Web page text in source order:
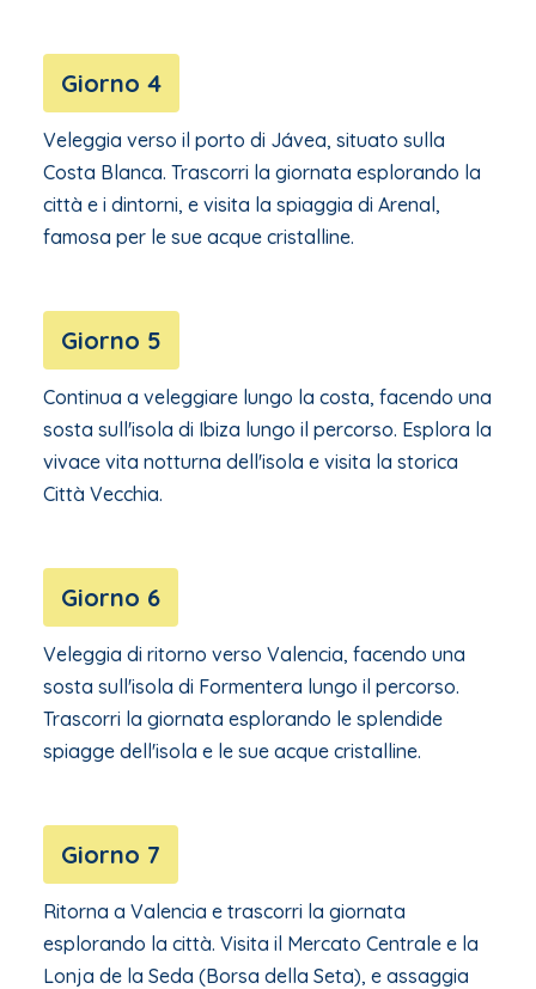
Giorno 4
Veleggia verso il porto di Jávea, situato sulla
Costa Blanca. Trascorri la giornata esplorando la
città e i dintorni, e visita la spiaggia di Arenal,
famosa per le sue acque cristalline.
Giorno 5
Continua a veleggiare lungo la costa, facendo una
sosta sull'isola di Ibiza lungo il percorso. Esplora la
vivace vita notturna dell'isola e visita la storica
Città Vecchia.
Giorno 6
Veleggia di ritorno verso Valencia, facendo una
sosta sull'isola di Formentera lungo il percorso.
Trascorri la giornata esplorando le splendide
spiagge dell'isola e le sue acque cristalline.
Giorno 7
Ritorna a Valencia e trascorri la giornata
esplorando la città. Visita il Mercato Centrale e la
Lonja de la Seda (Borsa della Seta), e assaggia